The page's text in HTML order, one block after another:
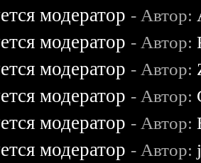
модератор - Автор:
модератор - Автор:
модератор - Автор:
модератор - Автор:
модератор - Автор:
модератор - Автор: